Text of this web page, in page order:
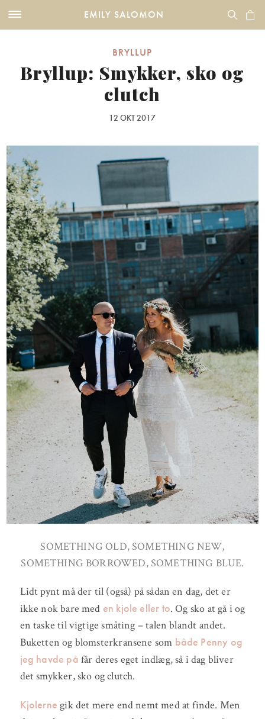
EMILY SALOMON
BRYLLUP
Bryllup: Smykker, sko og
clutch
12 OKT 2017
SOMETHING OLD, SOMETHING NEW,
SOMETHING BORROWED, SOMETHING BLUE.
Lidt pynt må der til (også) på sådan en dag, det er
ikke nok bare med en kjole eller to. Og sko at gå i og
en taske til vigtige småting – talen blandt andet.
Buketten og blomsterkransene som både Penny og
jeg havde på får deres eget indlæg, så i dag bliver
det smykker, sko og clutch.
Kjolerne gik det mere end nemt med at finde. Men